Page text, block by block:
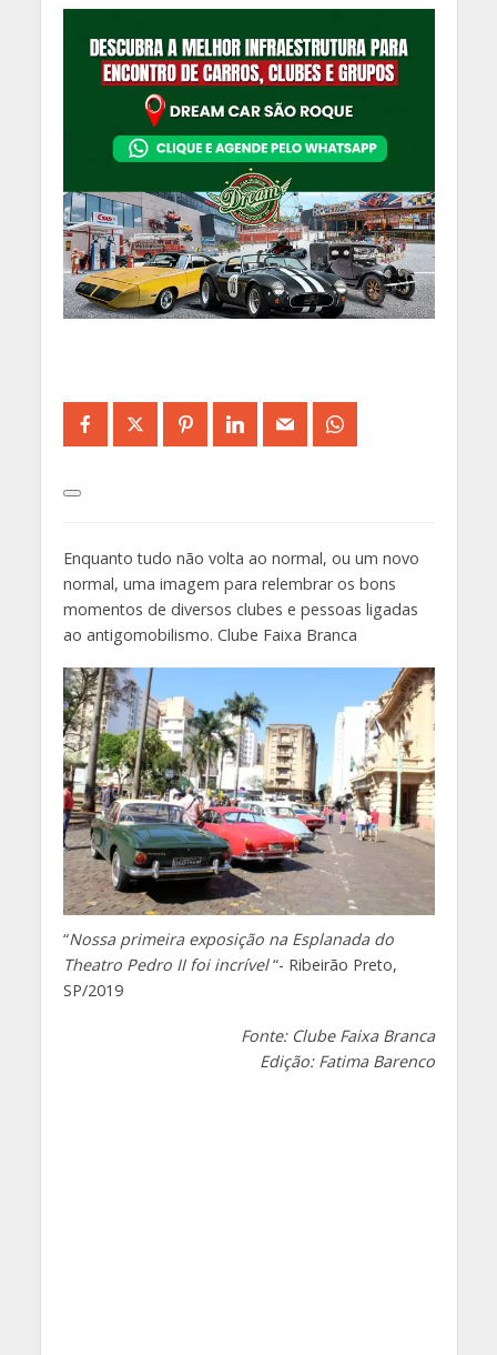
Enquanto tudo não volta ao normal, ou um novo
normal, uma imagem para relembrar os bons
momentos de diversos clubes e pessoas ligadas
ao antigomobilismo. Clube Faixa Branca
“Nossa primeira exposição na Esplanada do
Theatro Pedro II foi incrível“- Ribeirão Preto,
SP/2019
Fonte: Clube Faixa Branca
Edição: Fatima Barenco